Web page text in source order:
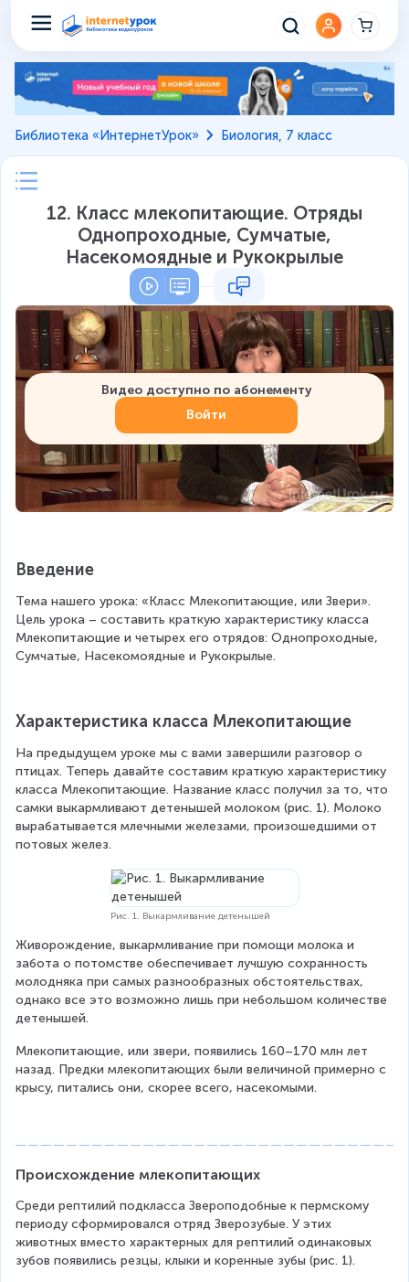
Библиотека «ИнтернетУрок» Биология, 7 класс
12. Класс млекопитающие. Отряды
Однопроходные, Сумчатые,
Насекомоядные и Рукокрылые
Видео доступно по абонементу
Войти
Введение
Тема нашего урока: «Класс Млекопитающие, или Звери».
Цель урока – составить краткую характеристику класса
Млекопитающие и четырех его отрядов: Однопроходные,
Сумчатые, Насекомоядные и Рукокрылые.
Характеристика класса Млекопитающие
На предыдущем уроке мы с вами завершили разговор о
птицах. Теперь давайте составим краткую характеристику
класса Млекопитающие. Название класс получил за то, что
самки выкармливают детенышей молоком (рис. 1). Молоко
вырабатывается млечными железами, произошедшими от
потовых желез.
Рис. 1. Выкармливание детенышей
Живорождение, выкармливание при помощи молока и
забота о потомстве обеспечивает лучшую сохранность
молодняка при самых разнообразных обстоятельствах,
однако все это возможно лишь при небольшом количестве
детенышей.
Млекопитающие, или звери, появились 160–170 млн лет
назад. Предки млекопитающих были величиной примерно с
крысу, питались они, скорее всего, насекомыми.
Происхождение млекопитающих
Среди рептилий подкласса Звероподобные к пермскому
периоду сформировался отряд Зверозубые. У этих
животных вместо характерных для рептилий одинаковых
зубов появились резцы, клыки и коренные зубы (рис. 1).